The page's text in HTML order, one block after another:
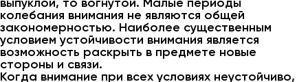
колебания внимания не являются общей
закономерностью. Наиболее существенным
условием устойчивости внимания является
возможность раскрыть в предмете новые
стороны и связи.
Когда внимание при всех условиях неустойчиво,